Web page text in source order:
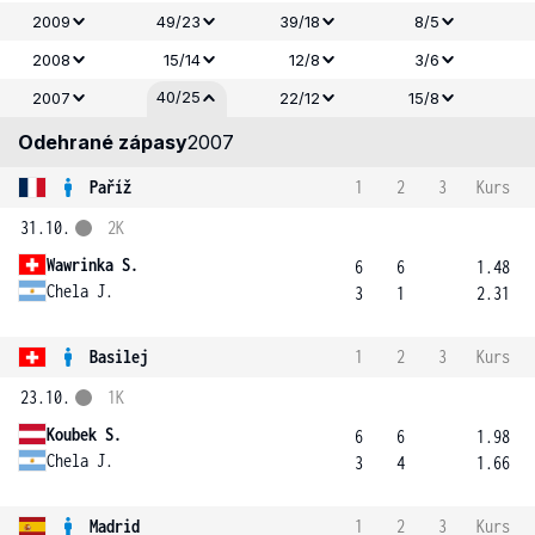
2009 49/23 39/18
8/5
2008
15/14 12/8
3/6
2007
40/25 22/12 15/8
Odehrané zápasy2007
Paříž 1 2 3
Kurs
31.10.
Wawrinka S.
Chela J.
2K
6
3
6
1
1.48
2.31
Basilej 1 2 3
Kurs
23.10.
Koubek S.
Chela J.
1K
6
3
6
4
1.98
1.66
Madrid 1 2 3 Kurs